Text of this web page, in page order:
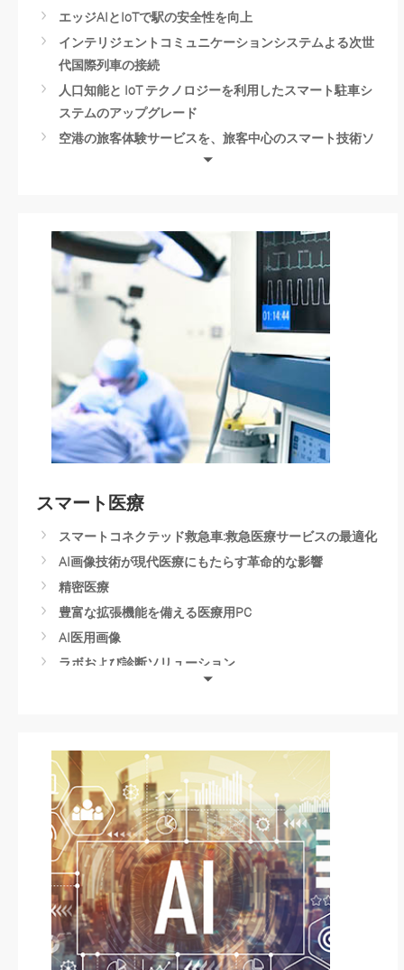
エッジAIとIoTで駅の安全性を向上
インテリジェントコミュニケーションシステムよる次世
代国際列車の接続
人口知能と IoT テクノロジーを利用したスマート駐車シ
ステムのアップグレード
空港の旅客体験サービスを、旅客中心のスマート技術ソ
コンピュータービジョンとIoTでスマートフリート管理を
革新
台北MRT車載監視システム
鉄道業界のAI活用．車両安全対策
Automated License Plate Recognition Parking Solution
Rolling Stock Surveillance and Controls
スマート乗客管理システム
スマート医療
スマートコネクテッド救急車:救急医療サービスの最適化
AI画像技術が現代医療にもたらす革命的な影響
精密医療
豊富な拡張機能を備える医療用PC
AI医用画像
ラボおよび診断ソリューション
Axiomtekの医療製品サービス
スマート医療オートメーション
Medical Robots
Advancements in Medical Technology
Dental Implant Technology
DNA Sequencing
Mobile Stroke Treatment Units
血液検査技術